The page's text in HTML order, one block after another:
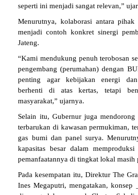
seperti ini menjadi sangat relevan,”
Menurutnya, kolaborasi antara
menjadi contoh konkret sinergi
Jateng.
“Kami mendukung penuh terobosan
pengembang (perumahan) dengan
penting agar kebijakan energi
berhenti di atas kertas, tetapi
masyarakat,” ujarnya.
Selain itu, Gubernur juga mendorong
terbarukan di kawasan permukiman,
gas bumi dan panel surya.
kapasitas besar dalam
pemanfaatannya di tingkat lokal masih
Pada kesempatan itu, Direktur The
Ines Megaputri, mengatakan, konsep